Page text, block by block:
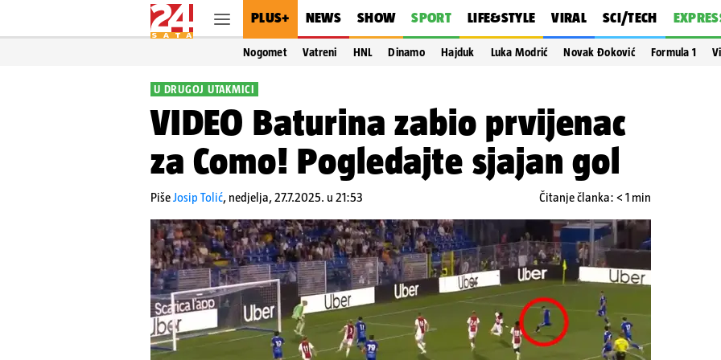
PLUS+ NEWS SHOW SPORT LIFE&STYLE VIRAL SCI/TECH
Nogomet Vatreni HNL Dinamo Hajduk Luka Modrić Novak Đoković Formula 1
U DRUGOJ UTAKMICI
VIDEO Baturina zabio prvijenac
za Como! Pogledajte sjajan gol
PišeJosip Tolić, nedjelja, 27.7.2025. u 21:53 Čitanje članka: < 1 min